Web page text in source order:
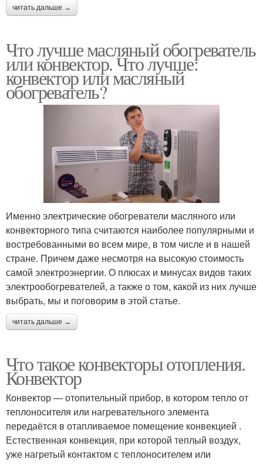
читать дальше →
Что лучше масляный обогреватель
или конвектор. Что лучше:
конвектор или масляный
обогреватель?
Именно электрические обогреватели масляного или
конвекторного типа считаются наиболее популярными и
востребованными во всем мире, в том числе и в нашей
стране. Причем даже несмотря на высокую стоимость
самой электроэнергии. О плюсах и минусах видов таких
электрообогревателей, а также о том, какой из них лучше
выбрать, мы и поговорим в этой статье.
читать дальше →
Что такое конвекторы отопления.
Конвектор
Конвектор — отопительный прибор, в котором тепло от
теплоносителя или нагревательного элемента
передаётся в отапливаемое помещение конвекцией .
Естественная конвекция, при которой теплый воздух,
уже нагретый контактом с теплоносителем или